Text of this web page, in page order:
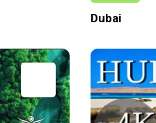
Dubai